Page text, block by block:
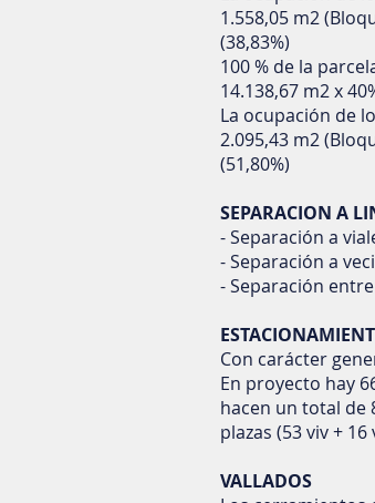
1.558,05 m2
(38,83%)
100 % de la
14.138,67 m2 x
La ocupación de
2.095,43 m2
(51,80%)
SEPARACION A
- Separación a
- Separación a
- Separación
Con carácter
En proyecto hay
hacen un total de
plazas (53 viv +
VALLADOS